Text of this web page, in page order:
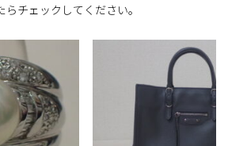
らチェックしてください。